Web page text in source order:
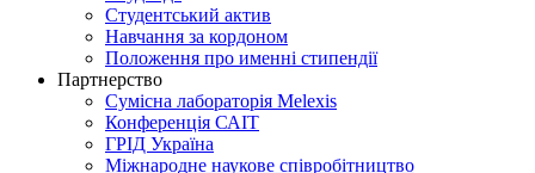
Студентський актив
Навчання за кордоном
Положення про именні стипендії
Партнерство
Сумісна лабораторія Melexis
Конференція САІТ
ГРІД Україна
Міжнародне наукове співробітництво